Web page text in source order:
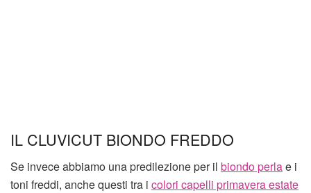
IL CLUVICUT BIONDO FREDDO
Se invece abbiamo una predilezione per il biondo perlae i
toni freddi, anche questi tra i colori capelli primavera estate